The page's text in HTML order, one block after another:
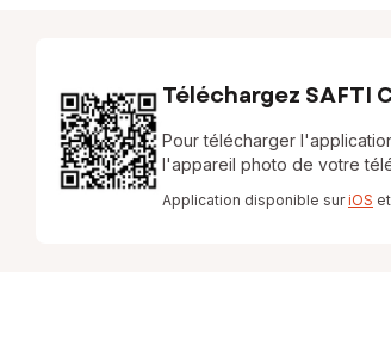
Téléchargez SAFTI
Pour télécharger
l'appareil photo de votre
Application disponible suriOS et